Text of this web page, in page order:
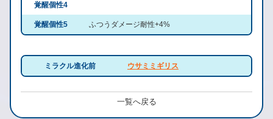
覚醒個性4
覚醒個性5 ふつうダメージ耐性+4%
ミラクル進化前 ウサミミギリス
一覧へ戻る